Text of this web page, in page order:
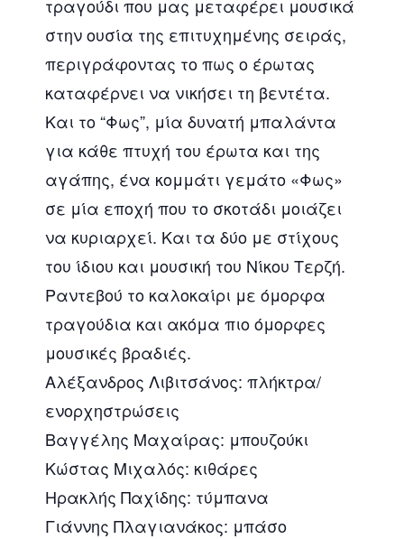
τραγούδι που μας μεταφέρει μουσικά
στην ουσία της επιτυχημένης σειράς,
περιγράφοντας το πως ο έρωτας
καταφέρνει να νικήσει τη βεντέτα.
Και το “Φως”, μία δυνατή μπαλάντα
για κάθε πτυχή του έρωτα και της
αγάπης, ένα κομμάτι γεμάτο «Φως»
σε μία εποχή που το σκοτάδι μοιάζει
να κυριαρχεί. Και τα δύο με στίχους
του ίδιου και μουσική του Νίκου Τερζή.
Ραντεβού το καλοκαίρι με όμορφα
τραγούδια και ακόμα πιο όμορφες
μουσικές βραδιές.
Αλέξανδρος Λιβιτσάνος: πλήκτρα/
ενορχηστρώσεις
Βαγγέλης Μαχαίρας: μπουζούκι
Κώστας Μιχαλός: κιθάρες
Hρακλής Παχίδης: τύμπανα
Γιάννης Πλαγιανάκος: μπάσο